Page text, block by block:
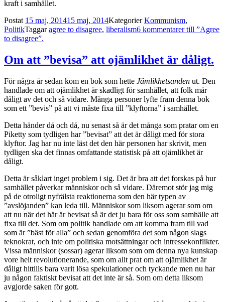
kraft i samhället.
Postat 15 maj, 201415 maj, 2014KategorierKommunism,
PolitikTaggaragree to disagree, liberalism6 kommentarertill ”Agree
to disagree”.
Om att ”bevisa” att ojämlikhet är dåligt.
För några år sedan kom en bok som hette Jämlikhetsanden ut. Den
handlade om att ojämlikhet är skadligt för samhället, att folk mår
dåligt av det och så vidare. Många personer lyfte fram denna bok
som ett ”bevis” på att vi måste fixa till ”klyftorna” i samhället.
Detta händer då och då, nu senast så är det många som pratar om en
Piketty som tydligen har ”bevisat” att det är dåligt med för stora
klyftor. Jag har nu inte läst det den här personen har skrivit, men
tydligen ska det finnas omfattande statistisk på att ojämlikhet är
dåligt.
Detta är såklart inget problem i sig. Det är bra att det forskas på hur
samhället påverkar människor och så vidare. Däremot stör jag mig
på de otroligt nyfrälsta reaktionerna som den här typen av
”avslöjanden” kan leda till. Människor som liksom agerar som om
att nu när det här är bevisat så är det ju bara för oss som samhälle att
fixa till det. Som om politik handlade om att komma fram till vad
som är ”bäst för alla” och sedan genomföra det som någon slags
teknokrat, och inte om politiska motsättningar och intressekonflikter.
Vissa människor (sossar) agerar liksom som om denna nya kunskap
vore helt revolutionerande, som om allt prat om att ojämlikhet är
dåligt hittills bara varit lösa spekulationer och tyckande men nu har
ju någon faktiskt bevisat att det inte är så. Som om detta liksom
avgjorde saken för gott.